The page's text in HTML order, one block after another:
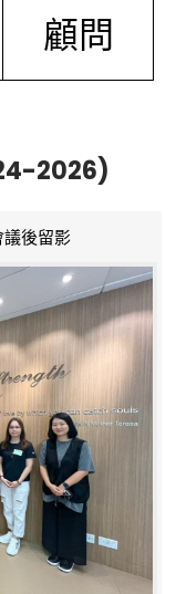
顧問
2026)
議後留影